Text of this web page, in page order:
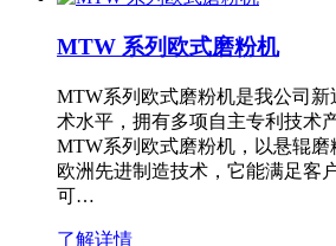
MTW 系列欧式磨粉机
MTW系列欧式磨粉机是我公司
术水平，拥有多项自主专利技术
MTW系列欧式磨粉机，以悬辊磨
欧洲先进制造技术，它能满足客
可…
了解详情